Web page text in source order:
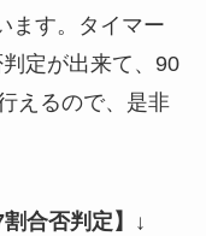
ます。タイマー
定が出来て、90
えるので、是非
合否判定】 ↓